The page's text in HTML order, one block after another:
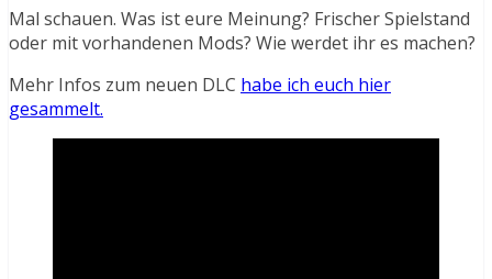
Mal schauen. Was ist eure Meinung? Frischer Spielstand
oder mit vorhandenen Mods? Wie werdet ihr es machen?
Mehr Infos zum neuen DLC habe ich euch hier
gesammelt.